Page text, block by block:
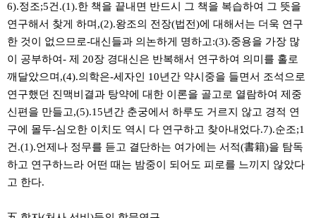
6).정조;5건.(1).한 책을 끝내면 반드시 그 책을 복습하여 그 뜻을
연구해서 찾게 하며,(2).왕조의 전장(법전)에 대해서는 더욱 연구
한 것이 없으므로-대신들과 의논하게 명하고:(3).중용을 가장 많
이 공부하여- 제 20장 경대신은 반복해서 연구하여 의미를 홀로
깨달았으며,(4).의학은-세자인 10년간 약시중을 들면서 조석으로
연구했던 진맥비결과 탕약에 대한 이론을 골고로 열람하여 제중
신편을 만들고,(5).15년간 춘궁에서 하루도 거르지 않고 경적 연
구에 몰두-심오한 이치도 역시 다 연구하고 찾아내었다.7).순조;1
건.(1).언제나 정무를 듣고 결단하는 여가에는 서적(書籍)을 탐독
하고 연구하느라 어떤 때는 밤중이 되어도 피로를 느끼지 않았다
고 한다.